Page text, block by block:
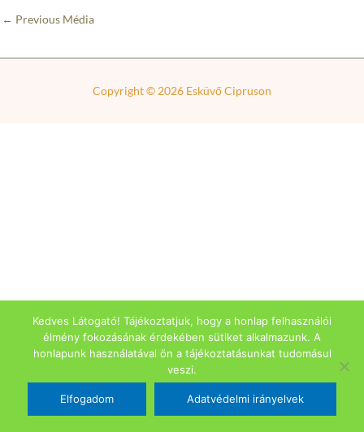
← Previous Média
Copyright © 2026 Esküvő Cipruson
Kedves Látogató! Tájékoztatjuk, hogy a honlap felhasználói
élmény fokozásának érdekében sütiket alkalmazunk. A
honlapunk használatával ön a tájékoztatásunkat tudomásul
veszi.
Elfogadom Adatvédelmi irányelvek